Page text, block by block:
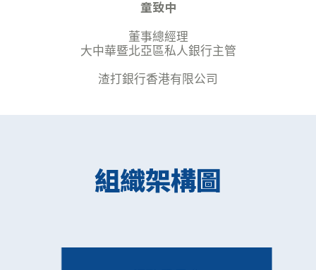
童致中
董事總經理
大中華暨北亞區私人銀行主管
渣打銀行香港有限公司
組織架構圖